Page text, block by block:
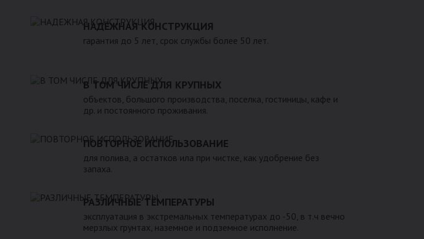
НАДЕЖНАЯ КОНСТРУКЦИЯ
гарантия до 5 лет, срок службы более 50 лет.
В ТОМ ЧИСЛЕ ДЛЯ КРУПНЫХ
объектов, большого производства, поселка, гостиницы, кафе и
др. и постоянного проживания.
ПОВТОРНОЕ ИСПОЛЬЗОВАНИЕ
для полива, а остатков ила при чистке, как удобрение без
запаха.
РАЗЛИЧНЫЕ ТЕМПЕРАТУРЫ
эксплуатация в экстремальных температурах до -50, в т.ч вечно
мерзлых грунтах, наземное и подземное исполнение.